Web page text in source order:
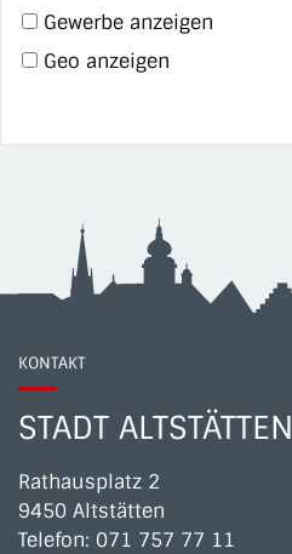
Gewerbe anzeigen
Geo anzeigen
KONTAKT
STADT ALTSTÄTTEN
Rathausplatz 2
9450 Altstätten
Telefon: 071 757 77 11